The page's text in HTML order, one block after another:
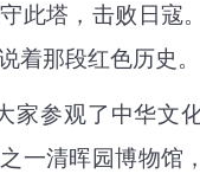
此塔，击败日寇
着那段红色历史。
家参观了中华文
一清晖园博物馆